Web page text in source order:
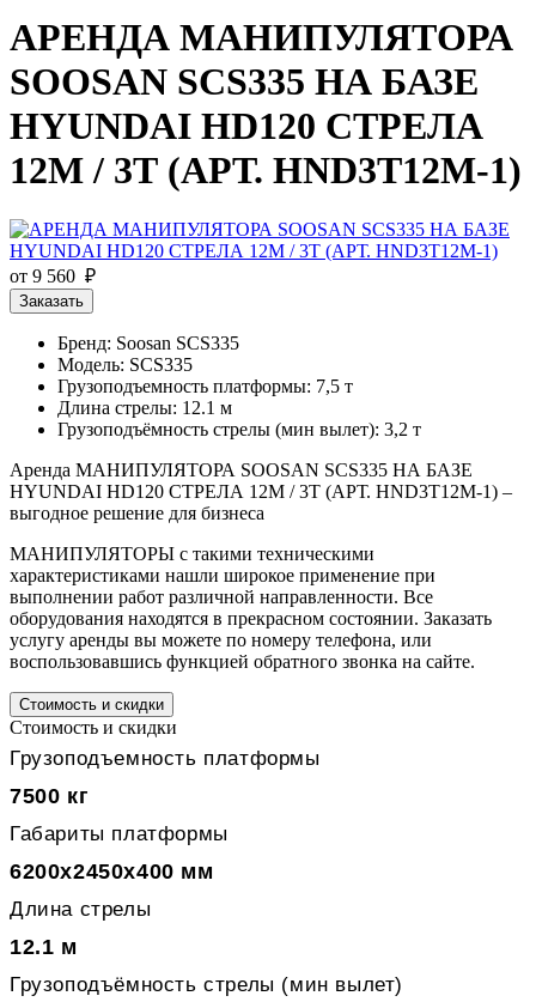
АРЕНДА МАНИПУЛЯТОРА
SOOSAN SCS335 НА БАЗЕ
HYUNDAI HD120 СТРЕЛА
12М / 3Т (АРТ. HND3T12M-1)
от 9 560 ₽
Заказать
Бренд: Soosan SCS335
Модель: SCS335
Грузоподъемность платформы: 7,5 т
Длина стрелы: 12.1 м
Грузоподъёмность стрелы (мин вылет): 3,2 т
Аренда МАНИПУЛЯТОРА SOOSAN SCS335 НА БАЗЕ
HYUNDAI HD120 СТРЕЛА 12М / 3Т (АРТ. HND3T12M-1) –
выгодное решение для бизнеса
МАНИПУЛЯТОРЫ с такими техническими
характеристиками нашли широкое применение при
выполнении работ различной направленности. Все
оборудования находятся в прекрасном состоянии. Заказать
услугу аренды вы можете по номеру телефона, или
воспользовавшись функцией обратного звонка на сайте.
Стоимость и скидки
Стоимость и скидки
Грузоподъемность платформы
7500 кг
Габариты платформы
6200x2450x400 мм
Длина стрелы
12.1 м
Грузоподъёмность стрелы (мин вылет)